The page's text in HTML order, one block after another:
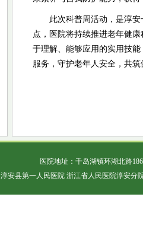
此次科普周活动，是淳
点，医院将持续推进老年健
于理解、能够应用的实用技
服务，守护老年人安全，共
医院地址：千岛湖镇环湖北路
淳安县第一人民医院 浙江省人民医院淳安分